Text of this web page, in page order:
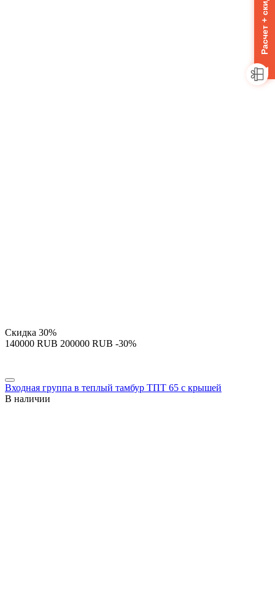
Скидка 30%
‍140000‍ RUB ‍200000‍ RUB -30%
Входная группа в теплый тамбур ТПТ 65 с крышей
В наличии